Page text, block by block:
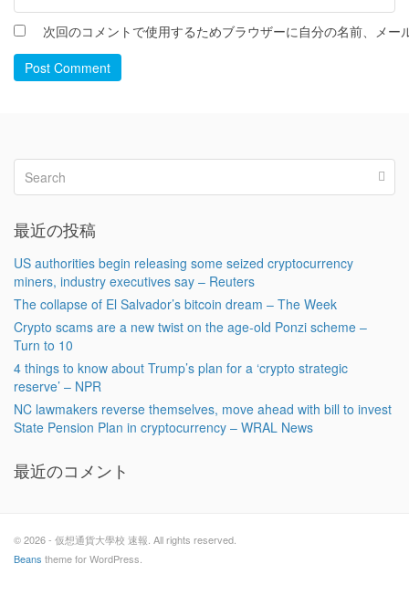
次回のコメントで使用するためブラウザーに自分の名前、メー
Post Comment
最近の投稿
US authorities begin releasing some seized cryptocurrency
miners, industry executives say – Reuters
The collapse of El Salvador’s bitcoin dream – The Week
Crypto scams are a new twist on the age-old Ponzi scheme –
Turn to 10
4 things to know about Trump’s plan for a ‘crypto strategic
reserve’ – NPR
NC lawmakers reverse themselves, move ahead with bill to invest
State Pension Plan in cryptocurrency – WRAL News
最近のコメント
© 2026 - 仮想通貨大學校 速報. All rights reserved.
Beans theme for WordPress.